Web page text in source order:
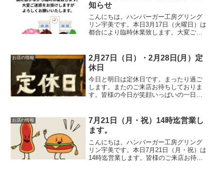
知らせ
こんにちは。ハンバーガー工房グリング
リン宇美です。本日3月17日（火曜日）は
都合により臨時休業致します。大変ご迷
ありがとうございました。皆様の今日が
笑顔いっぱいの一日に...
お店の情報
2月27日（日）・2月28日(月）定
休日
今日と明日は定休日です。まったり過ご
します。またのご来店お待ちしておりま
す。皆様の今日が笑顔いっぱいの一日に
お店の情報
7月21日（月・祝）14時迄営業し
ます。
こんにちは。ハンバーガー工房グリング
リン宇美です。本日7月21日（月・祝）は
14時迄営業します。皆様のご来店お待ち